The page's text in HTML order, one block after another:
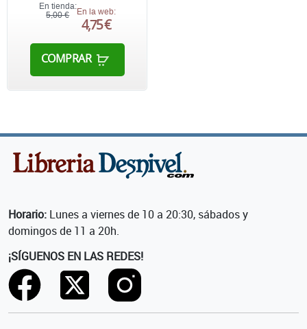
En tienda:
5,00 €
En la web:
4,75 €
COMPRAR
Horario: Lunes a viernes de 10 a 20:30, sábados y
domingos de 11 a 20h.
¡SÍGUENOS EN LAS REDES!